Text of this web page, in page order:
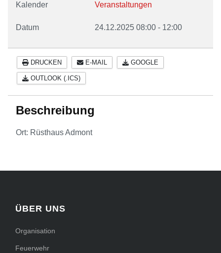
Kalender Veranstaltungen
Datum 24.12.2025 08:00 - 12:00
DRUCKEN E-MAIL GOOGLE
OUTLOOK (.ICS)
Beschreibung
Ort: Rüsthaus Admont
ÜBER UNS
Organisation
Feuerwehr